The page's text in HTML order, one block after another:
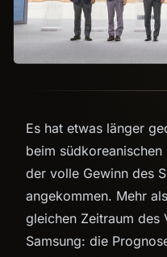
Es hat etwas länger
beim südkoreanischen
der volle Gewinn des
angekommen. Mehr
gleichen Zeitraum des
Samsung: die